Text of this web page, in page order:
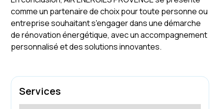
comme un partenaire de choix pour toute personne ou
entreprise souhaitant s'engager dans une démarche
de rénovation énergétique, avec un accompagnement
personnalisé et des solutions innovantes.
Services